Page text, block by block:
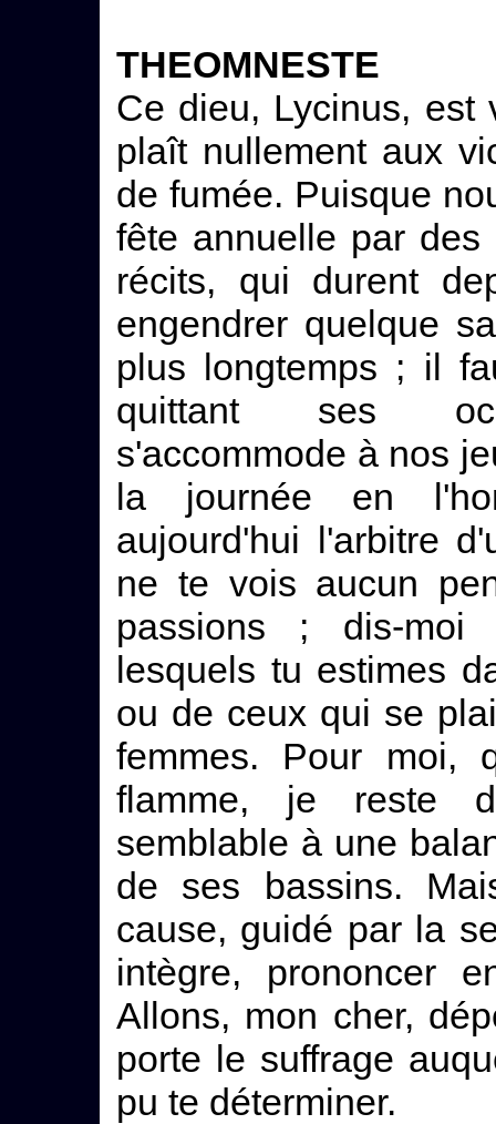
THEOMNESTE
Ce dieu, Lycinus, est
plaît nullement aux
de fumée. Puisque
fête annuelle par
récits, qui durent
engendrer quelque
plus longtemps ; il
quittant ses
s'accommode à nos
la journée en
aujourd'hui l'arbitre
ne te vois aucun
passions ; dis-moi
lesquels tu estimes
ou de ceux qui se
femmes. Pour moi,
flamme, je reste
semblable à une
de ses bassins.
cause, guidé par la
intègre, prononcer
Allons, mon cher,
porte le suffrage
pu te déterminer.